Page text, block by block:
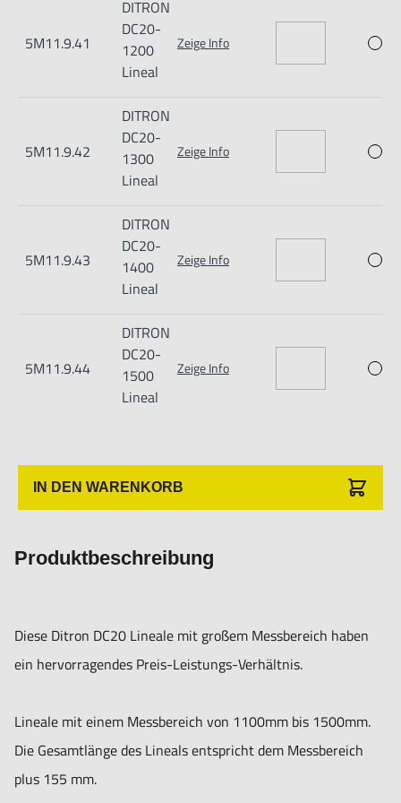
- Befestigungsmaterial
- Halterung für Lesekopf
- Metall-Schutzabdeckung
Informationen zur Produktsicherheit:
Nur für technisch versierte und mit dem Produkt vertraute
Anwender sowie Handwerker geeignet.
Unsachgemäße Verwendung kann zu Schäden und
Verletzungen führen.
Importeur/Hersteller:
5M11.9.41
DITRON
DC20-
1200
Lineal
Zeige Info
5M11.9.42
DITRON
DC20-
1300
Lineal
Zeige Info
5M11.9.43
DITRON
DC20-
1400
Lineal
Zeige Info
5M11.9.44
DITRON
DC20-
1500
Lineal
Zeige Info
IN DEN WARENKORB
Produktbeschreibung
Diese Ditron DC20 Lineale mit großem Messbereich haben
ein hervorragendes Preis-Leistungs-Verhältnis.
Lineale mit einem Messbereich von 1100mm bis 1500mm.
Die Gesamtlänge des Lineals entspricht dem Messbereich
plus 155 mm.